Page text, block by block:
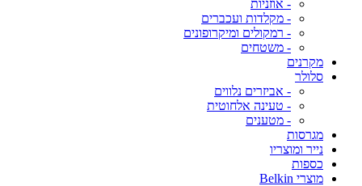
- אוזניות
- מקלדות ועכברים
- רמקולים ומיקרופונים
- משטחים
מקרנים
סלולר
- אביזרים נלווים
- טעינה אלחוטית
- מטענים
מגרסות
נייר ומוצריו
כספות
מוצרי Belkin